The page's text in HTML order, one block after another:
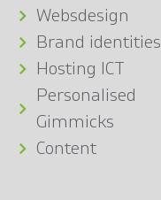
Websdesign
Brand identities
Hosting ICT
Personalised
Gimmicks
Content